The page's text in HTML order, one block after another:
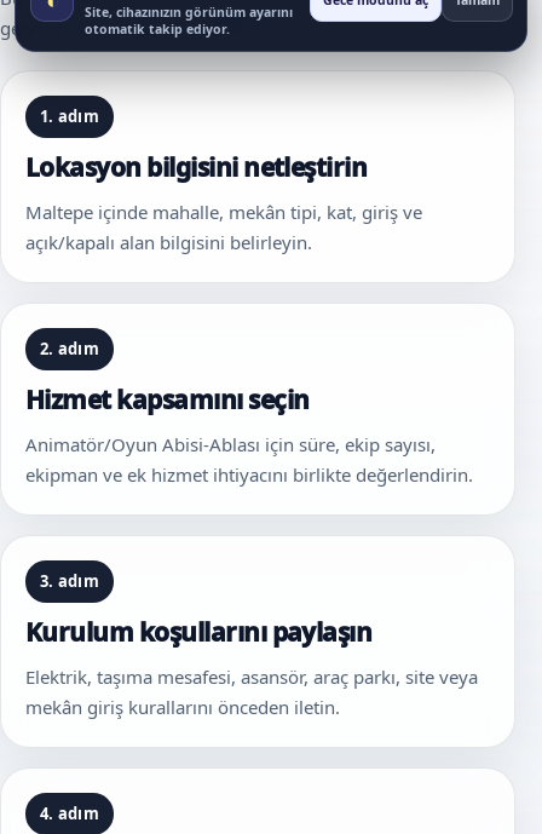
gereken temel bilgileri sadeleştirir.
1. adım
Lokasyon bilgisini netleştirin
Maltepe içinde mahalle, mekân tipi, kat, giriş ve
açık/kapalı alan bilgisini belirleyin.
2. adım
Hizmet kapsamını seçin
Animatör/Oyun Abisi-Ablası için süre, ekip sayısı,
ekipman ve ek hizmet ihtiyacını birlikte değerlendirin.
3. adım
Kurulum koşullarını paylaşın
Elektrik, taşıma mesafesi, asansör, araç parkı, site veya
mekân giriş kurallarını önceden iletin.
4. adım
Site, cihazınızın görünüm ayarını
otomatik takip ediyor.